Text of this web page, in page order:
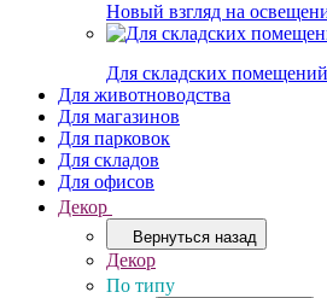
Новый взгляд на
Для складских помещений
Для животноводства
Для магазинов
Для парковок
Для складов
Для офисов
Декор
Вернуться назад
Декор
По типу